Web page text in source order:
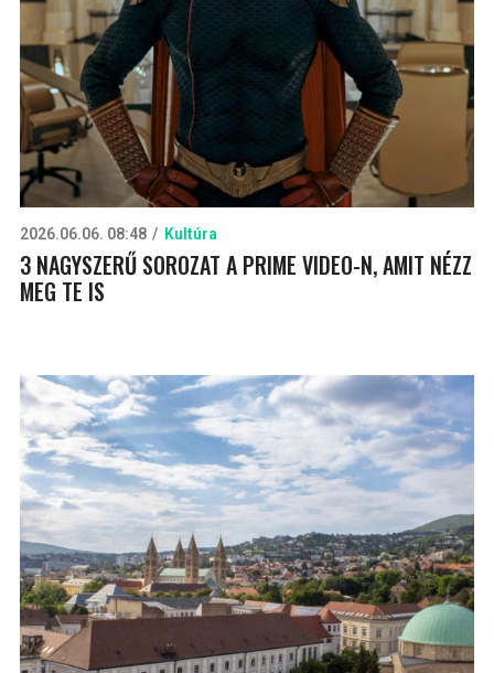
2026.06.06. 08:48 Kultúra
3 NAGYSZERŰ SOROZAT A PRIME VIDEO-N, AMIT NÉZZ
MEG TE IS